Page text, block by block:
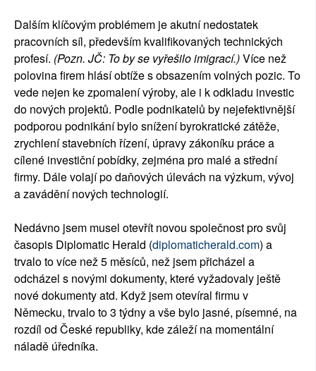
Dalším klíčovým problémem je akutní nedostatek
pracovních síl, především kvalifikovaných technických
profesí. (Pozn. JČ: To by se vyřešilo imigrací.)Více než
polovina firem hlásí obtíže s obsazením volných pozic. To
vede nejen ke zpomalení výroby, ale i k odkladu investic
do nových projektů. Podle podnikatelů by nejefektivnější
podporou podnikání bylo snížení byrokratické zátěže,
zrychlení stavebních řízení, úpravy zákoníku práce a
cílené investiční pobídky, zejména pro malé a střední
firmy. Dále volají po daňových úlevách na výzkum, vývoj
a zavádění nových technologií.
Nedávno jsem musel otevřít novou společnost pro svůj
časopis Diplomatic Herald (diplomaticherald.com) a
trvalo to více než 5 měsíců, než jsem přicházel a
odcházel s novými dokumenty, které vyžadovaly ještě
nové dokumenty atd. Když jsem otevíral firmu v
Německu, trvalo to 3 týdny a vše bylo jasné, písemné, na
rozdíl od České republiky, kde záleží na momentální
náladě úředníka.